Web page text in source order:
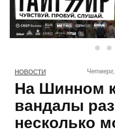
НОВОСТИ
На Шинном
вандалы
несколько